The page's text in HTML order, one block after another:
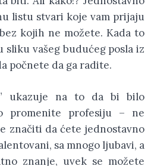
listu stvari koje vam prijaju
kojih ne možete. Kada to
sliku vašeg budućeg posla iz
počnete da ga radite.
ukazuje na to da bi bilo
promenite profesiju – ne
značiti da ćete jednostavno
sa mnogo ljubavi, a
znanje, uvek se možete